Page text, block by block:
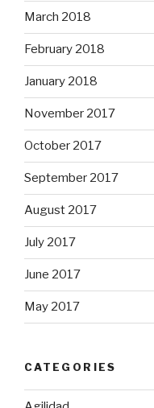
March 2018
February 2018
January 2018
November 2017
October 2017
September 2017
August 2017
July 2017
June 2017
May 2017
CATEGORIES